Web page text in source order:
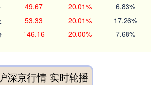
49.67 20.01% 6.83%
53.33 20.01% 17.26%
146.16 20.00% 7.68%
深京行情 实时轮播